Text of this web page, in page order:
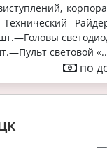
световой
по